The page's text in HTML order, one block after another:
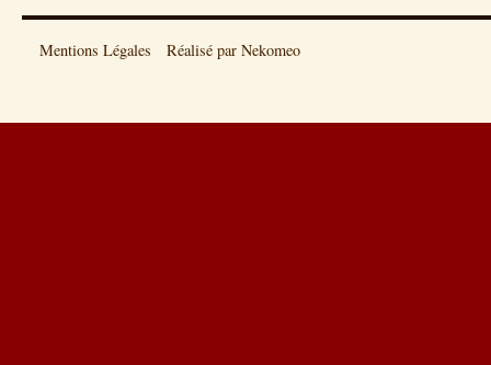
Mentions Légales Réalisé par Nekomeo